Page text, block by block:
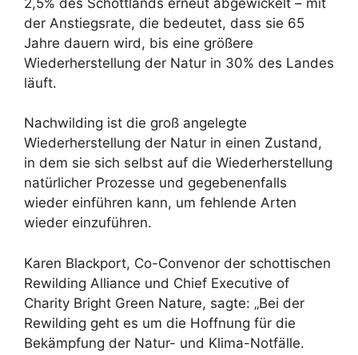
der Anstiegsrate, die bedeutet, dass sie 65
Jahre dauern wird, bis eine größere
Wiederherstellung der Natur in 30% des Landes
läuft.
Nachwilding ist die groß angelegte
Wiederherstellung der Natur in einen Zustand,
in dem sie sich selbst auf die Wiederherstellung
natürlicher Prozesse und gegebenenfalls
wieder einführen kann, um fehlende Arten
wieder einzuführen.
Karen Blackport, Co-Convenor der schottischen
Rewilding Alliance und Chief Executive of
Charity Bright Green Nature, sagte: „Bei der
Rewilding geht es um die Hoffnung für die
Bekämpfung der Natur- und Klima-Notfälle.